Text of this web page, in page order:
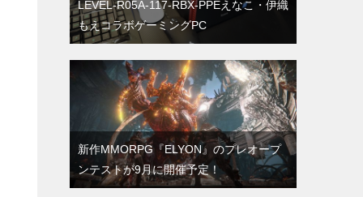
LEVEL-R05A-117-RBX-PPEえなこ・伊織
もえコラボゲーミングPC
新作MMORPG『ELYON』のプレオープ
ンテストが9月に開催予定！